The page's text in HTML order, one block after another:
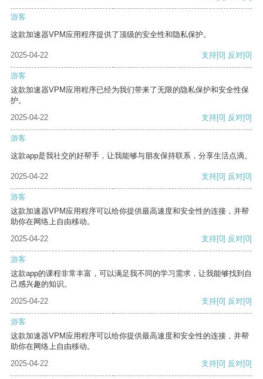
游客
这款加速器VPM应用程序提供了顶级的安全性和隐私保护。
2025-04-22 支持[0] 反对[0]
游客
这款加速器VPM应用程序已经为我们带来了无限的隐私保护和安全性保
护。
2025-04-22
支持[0] 反对[0]
游客
这款app是我社交的好帮手，让我能够与朋友保持联系，分享生活点滴。
2025-04-22 支持[0] 反对[0]
游客
这款加速器VPM应用程序可以给你提供最高速度和安全性的连接，并帮
助你在网络上自由移动。
2025-04-22
支持[0] 反对[0]
游客
这款app的课程非常丰富，可以满足我不同的学习需求，让我能够找到自
己感兴趣的知识。
2025-04-22
支持[0] 反对[0]
游客
这款加速器VPM应用程序可以给你提供最高速度和安全性的连接，并帮
助你在网络上自由移动。
2025-04-22
支持[0] 反对[0]